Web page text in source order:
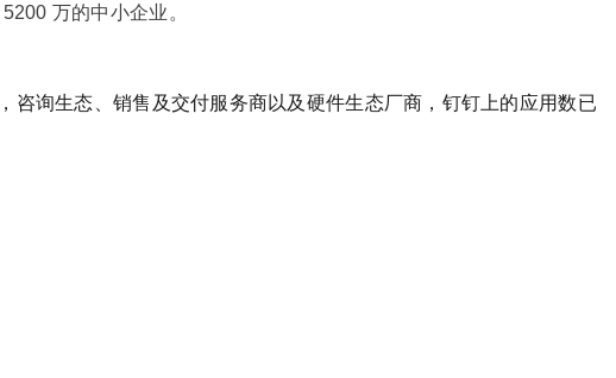
万的中小企业。
询生态、销售及交付服务商以及硬件生态厂商，钉钉上的应用数已